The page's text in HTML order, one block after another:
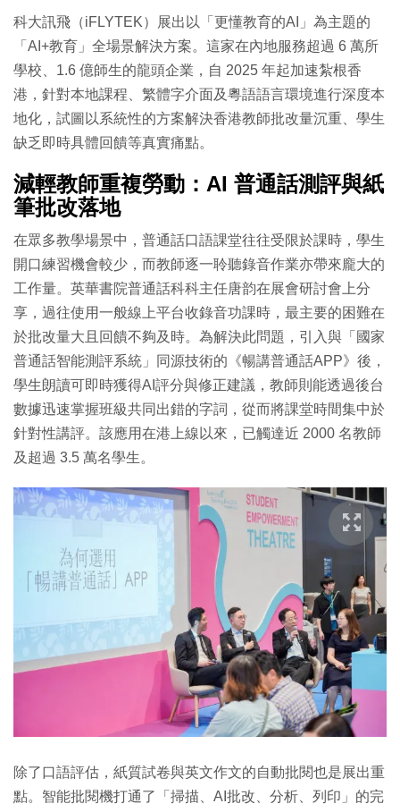
科大訊飛（iFLYTEK）展出以「更懂教育的AI」為主題的
「AI+教育」全場景解決方案。這家在內地服務超過 6 萬所
學校、1.6 億師生的龍頭企業，自 2025 年起加速紮根香
港，針對本地課程、繁體字介面及粵語語言環境進行深度本
地化，試圖以系統性的方案解決香港教師批改量沉重、學生
缺乏即時具體回饋等真實痛點。
減輕教師重複勞動：AI 普通話測評與紙
筆批改落地
在眾多教學場景中，普通話口語課堂往往受限於課時，學生
開口練習機會較少，而教師逐一聆聽錄音作業亦帶來龐大的
工作量。英華書院普通話科科主任唐韵在展會研討會上分
享，過往使用一般線上平台收錄音功課時，最主要的困難在
於批改量大且回饋不夠及時。為解決此問題，引入與「國家
普通話智能測評系統」同源技術的《暢講普通話APP》後，
學生朗讀可即時獲得AI評分與修正建議，教師則能透過後台
數據迅速掌握班級共同出錯的字詞，從而將課堂時間集中於
針對性講評。該應用在港上線以來，已觸達近 2000 名教師
及超過 3.5 萬名學生。
除了口語評估，紙質試卷與英文作文的自動批閱也是展出重
點。智能批閱機打通了「掃描、AI批改、分析、列印」的完